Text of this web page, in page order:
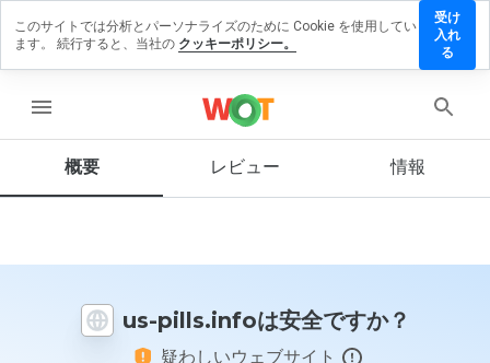
menu
概要 レビュー 情報
us-pills.infoは安全ですか？
疑わしいウェブサイト
レビ
ウェ
このサイトでは分析とパーソナライズのために Cookie を使用してい
ます。 続行すると、当社の クッキーポリシー。
受け
入れ
る